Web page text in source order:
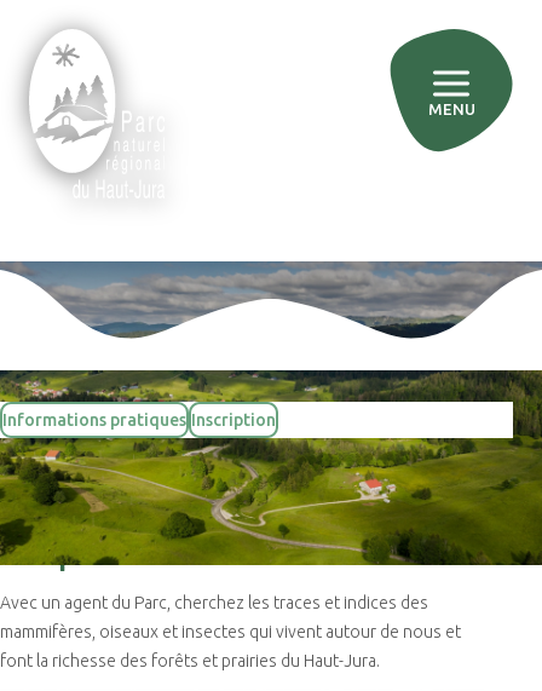
MENU
Accueil»Événements»En quête d’indices
Informations pratiques Inscription
Sortie nature
En quête d’indices
Avec un agent du Parc, cherchez les traces et indices des
mammifères, oiseaux et insectes qui vivent autour de nous et
font la richesse des forêts et prairies du Haut-Jura.